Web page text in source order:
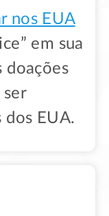
nos EUA
em sua
doações
ser
dos EUA.